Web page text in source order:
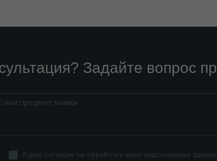
Задайте вопрос
Я даю согласие на обработку моих персональных данных